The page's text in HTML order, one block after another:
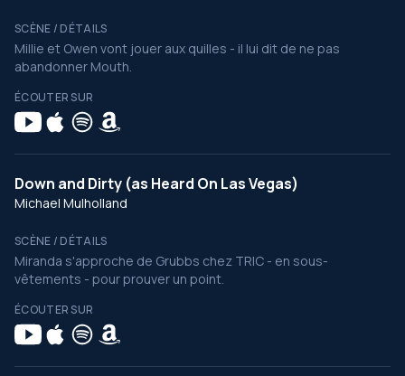
SCÈNE / DÉTAILS
Millie et Owen vont jouer aux quilles - il lui dit de ne pas
abandonner Mouth.
ÉCOUTER SUR
Down and Dirty (as Heard On Las Vegas)
Michael Mulholland
SCÈNE / DÉTAILS
Miranda s'approche de Grubbs chez TRIC - en sous-
vêtements - pour prouver un point.
ÉCOUTER SUR